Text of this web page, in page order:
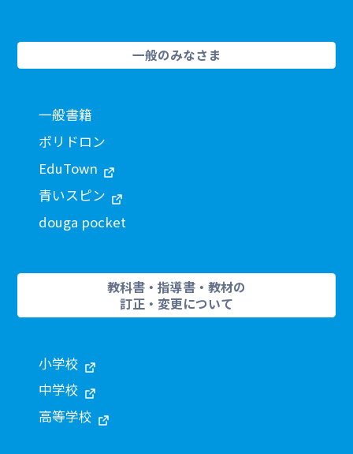
一般のみなさま
一般書籍
ポリドロン
EduTown
青いスピン
douga pocket
教科書・指導書・教材の
訂正・変更について
小学校
中学校
高等学校